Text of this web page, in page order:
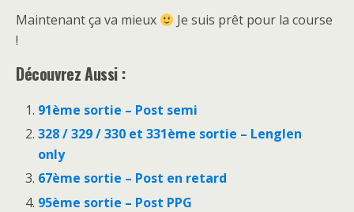
Maintenant ça va mieux
Je suis prêt pour la course
!
Découvrez Aussi :
91ème sortie – Post semi
328 / 329 / 330 et 331ème sortie – Lenglen
only
67ème sortie – Post en retard
95ème sortie – Post PPG